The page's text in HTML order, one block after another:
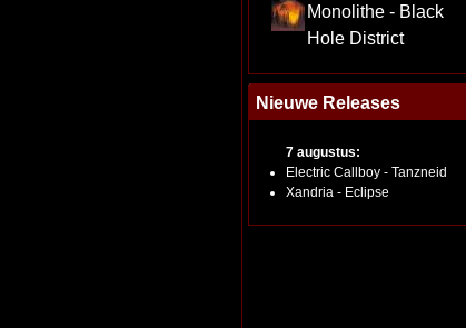
Monolithe - Black
Hole District
Nieuwe Releases
7 augustus:
Electric Callboy - Tanzneid
Xandria - Eclipse